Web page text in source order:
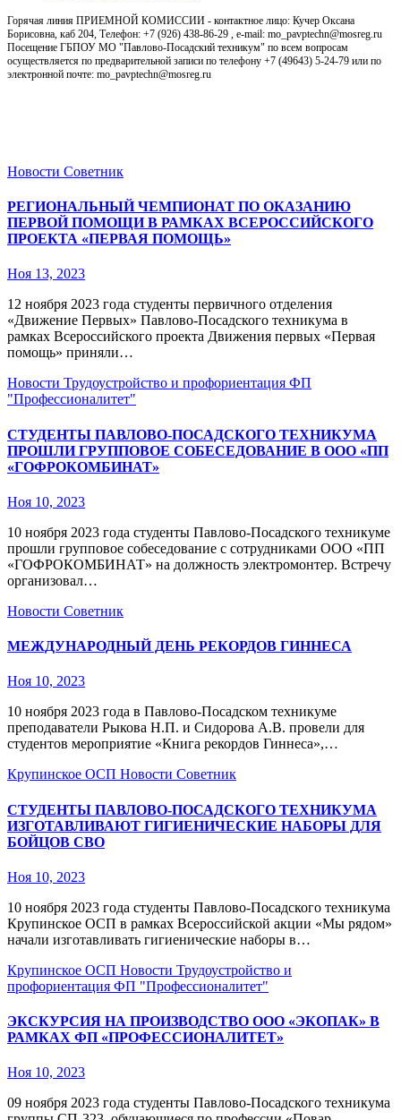
Горячая линия ПРИЕМНОЙ КОМИССИИ - контактное лицо: Кучер Оксана
Борисовна, каб 204, Телефон: +7 (926) 438-86-29 , e-mail: mo_pavptechn@mosreg.ru
Посещение ГБПОУ МО "Павлово-Посадский техникум" по всем вопросам
осуществляется по предварительной записи по телефону +7 (49643) 5-24-79 или по
электронной почте: mo_pavptechn@mosreg.ru
Новости Советник
РЕГИОНАЛЬНЫЙ ЧЕМПИОНАТ ПО ОКАЗАНИЮ
ПЕРВОЙ ПОМОЩИ В РАМКАХ ВСЕРОССИЙСКОГО
ПРОЕКТА «ПЕРВАЯ ПОМОЩЬ»
Ноя 13, 2023
12 ноября 2023 года студенты первичного отделения
«Движение Первых» Павлово-Посадского техникума в
рамках Всероссийского проекта Движения первых «Первая
помощь» приняли…
Новости Трудоустройство и профориентация ФП
"Профессионалитет"
СТУДЕНТЫ ПАВЛОВО-ПОСАДСКОГО ТЕХНИКУМА
ПРОШЛИ ГРУППОВОЕ СОБЕСЕДОВАНИЕ В ООО «ПП
«ГОФРОКОМБИНАТ»
Ноя 10, 2023
10 ноября 2023 года студенты Павлово-Посадского техникуме
прошли групповое собеседование с сотрудниками ООО «ПП
«ГОФРОКОМБИНАТ» на должность электромонтер. Встречу
организовал…
Новости Советник
МЕЖДУНАРОДНЫЙ ДЕНЬ РЕКОРДОВ ГИННЕСА
Ноя 10, 2023
10 ноября 2023 года в Павлово-Посадском техникуме
преподаватели Рыкова Н.П. и Сидорова А.В. провели для
студентов мероприятие «Книга рекордов Гиннеса»,…
Крупинское ОСП Новости Советник
СТУДЕНТЫ ПАВЛОВО-ПОСАДСКОГО ТЕХНИКУМА
ИЗГОТАВЛИВАЮТ ГИГИЕНИЧЕСКИЕ НАБОРЫ ДЛЯ
БОЙЦОВ СВО
Ноя 10, 2023
10 ноября 2023 года студенты Павлово-Посадского техникума
Крупинское ОСП в рамках Всероссийской акции «Мы рядом»
начали изготавливать гигиенические наборы в…
Крупинское ОСП Новости Трудоустройство и
профориентация ФП "Профессионалитет"
ЭКСКУРСИЯ НА ПРОИЗВОДСТВО ООО «ЭКОПАК» В
РАМКАХ ФП «ПРОФЕССИОНАЛИТЕТ»
Ноя 10, 2023
09 ноября 2023 года студенты Павлово-Посадского техникума